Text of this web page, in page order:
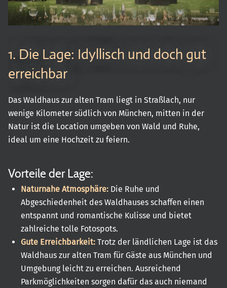
1. Die Lage: Idyllisch und doch gut
erreichbar
Das Waldhaus zur alten Tram liegt in Straßlach, nur
wenige Kilometer südlich von München, mitten in der
Natur ist die Location umgeben von Wald und Ruhe,
ideal um eine Hochzeit zu feiern.
Vorteile der Lage:
Naturnahe Atmosphäre: Die Ruhe und
Abgeschiedenheit des Waldhauses schaffen einen
entspannt und romantische Kulisse und bietet
zahlreiche tolle Fotospots.
Gute Erreichbarkeit: Trotz der ländlichen Lage ist das
Waldhaus zur alten Tram für Gäste aus München und
Umgebung leicht zu erreichen. Ausreichend
Parkmöglichkeiten sorgen dafür das auch niemand